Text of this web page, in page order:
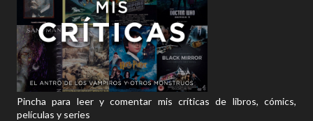
Pincha para leer y comentar mis críticas de libros, cómics,
películas y series